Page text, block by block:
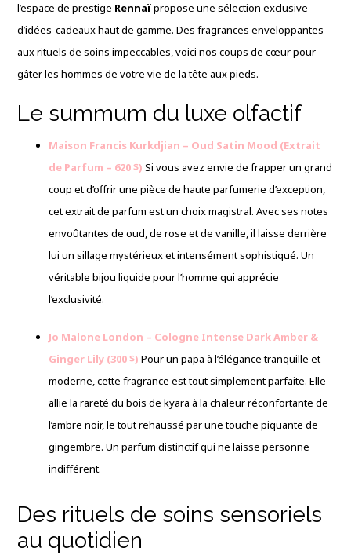
l’espace de prestige Rennaïpropose une sélection exclusive
d’idées-cadeaux haut de gamme. Des fragrances enveloppantes
aux rituels de soins impeccables, voici nos coups de cœur pour
gâter les hommes de votre vie de la tête aux pieds.
Le summum du luxe olfactif
Maison Francis Kurkdjian – Oud Satin Mood (Extrait
de Parfum – 620 $) Si vous avez envie de frapper un grand
coup et d’offrir une pièce de haute parfumerie d’exception,
cet extrait de parfum est un choix magistral. Avec ses notes
envoûtantes de oud, de rose et de vanille, il laisse derrière
lui un sillage mystérieux et intensément sophistiqué. Un
véritable bijou liquide pour l’homme qui apprécie
l’exclusivité.
Jo Malone London – Cologne Intense Dark Amber &
Ginger Lily (300 $) Pour un papa à l’élégance tranquille et
moderne, cette fragrance est tout simplement parfaite. Elle
allie la rareté du bois de kyara à la chaleur réconfortante de
l’ambre noir, le tout rehaussé par une touche piquante de
gingembre. Un parfum distinctif qui ne laisse personne
indifférent.
Des rituels de soins sensoriels
au quotidien